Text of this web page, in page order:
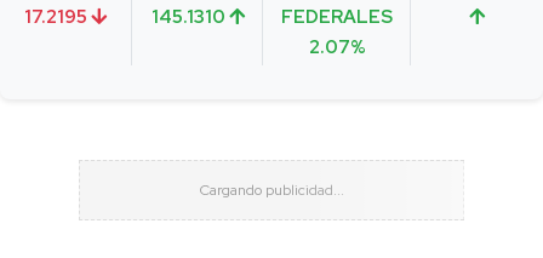
17.2195
145.1310
FEDERALES
2.07%